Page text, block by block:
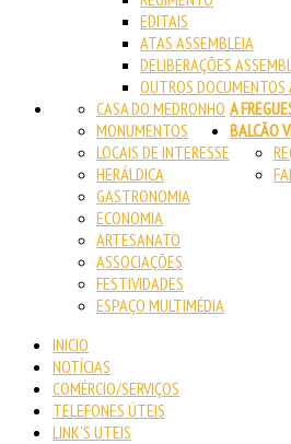
EDITAIS
ATAS ASSEMBLEIA
DELIBERAÇÕES
OUTROS DOCUMENTOS
A
CASA DO MEDRONHO
MONUMENTOS
LOCAIS DE INTERESSE
HERÁLDICA
GASTRONOMIA
ECONOMIA
ARTESANATO
ASSOCIAÇÕES
FESTIVIDADES
ESPAÇO MULTIMÉDIA
BALCÃO
INICIO
NOTÍCIAS
COMÉRCIO/SERVIÇOS
TELEFONES ÚTEIS
LINK'S UTEIS